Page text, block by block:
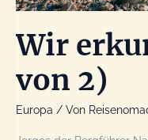
Wir
von 2)
Europa / Von